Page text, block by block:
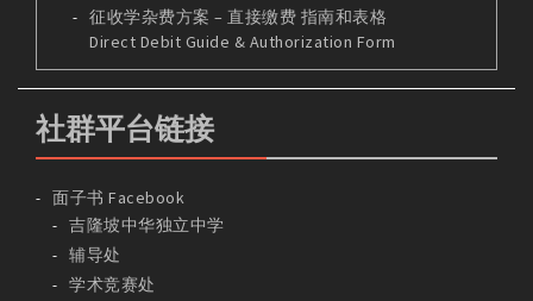
征收学杂费方案 – 直接缴费 指南和表格
Direct Debit Guide & Authorization Form
社群平台链接
面子书 Facebook
吉隆坡中华独立中学
辅导处
学术竞赛处